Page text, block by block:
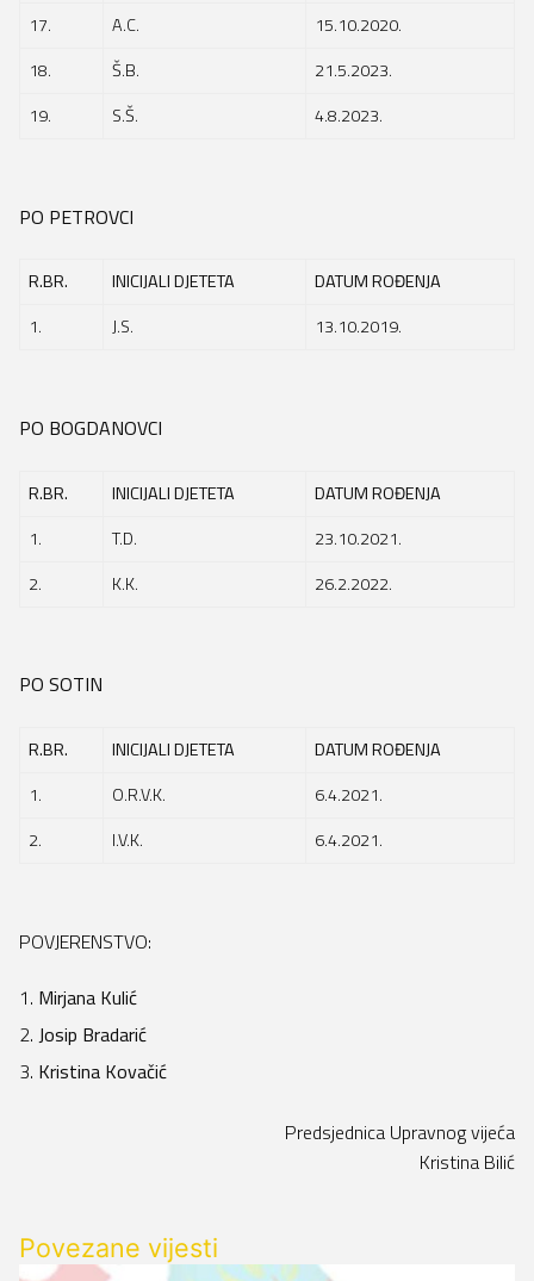
17.
A.C.
15.10.2020.
18.
Š.B.
21.5.2023.
19.
S.Š. 4.8.2023.
PO PETROVCI
R.BR. INICIJALI DJETETA
DATUM ROĐENJA
1.
J.S. 13.10.2019.
PO BOGDANOVCI
R.BR. INICIJALI DJETETA
DATUM ROĐENJA
1.
T.D.
23.10.2021.
2.
K.K. 26.2.2022.
PO SOTIN
R.BR. INICIJALI DJETETA
DATUM ROĐENJA
1.
O.R.V.K.
6.4.2021.
2.
I.V.K. 6.4.2021.
POVJERENSTVO:
Mirjana Kulić
Josip Bradarić
Kristina Kovačić
Predsjednica Upravnog vijeća
Kristina Bilić
Povezane vijesti